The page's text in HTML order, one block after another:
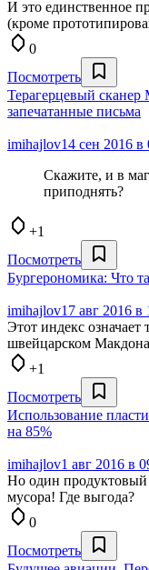
И это единственное
(кроме
0
Посмотреть
Терагерцевый
запечатанные письма
imihajlov14 сен 2016 в
Скажите, и в
приподнять?
+1
Посмотреть
Бургерономика: Что
imihajlov17 авг 2016 в
Этот индекс означает
швейцарском
+1
Посмотреть
Использование
на 85%
imihajlov1 авг 2016 в
Но один продуктовый
мусора! Где выгода?
0
Посмотреть